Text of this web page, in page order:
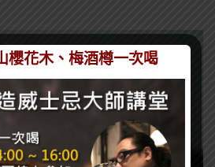
櫻花木、梅酒樽一次喝